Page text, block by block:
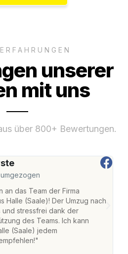
unserer
mit uns
über 800+ Bewertungen.
an das Team der Firma
Halle (Saale)! Der Umzug nach
stressfrei dank der
des Teams. Ich kann
(Saale) jedem